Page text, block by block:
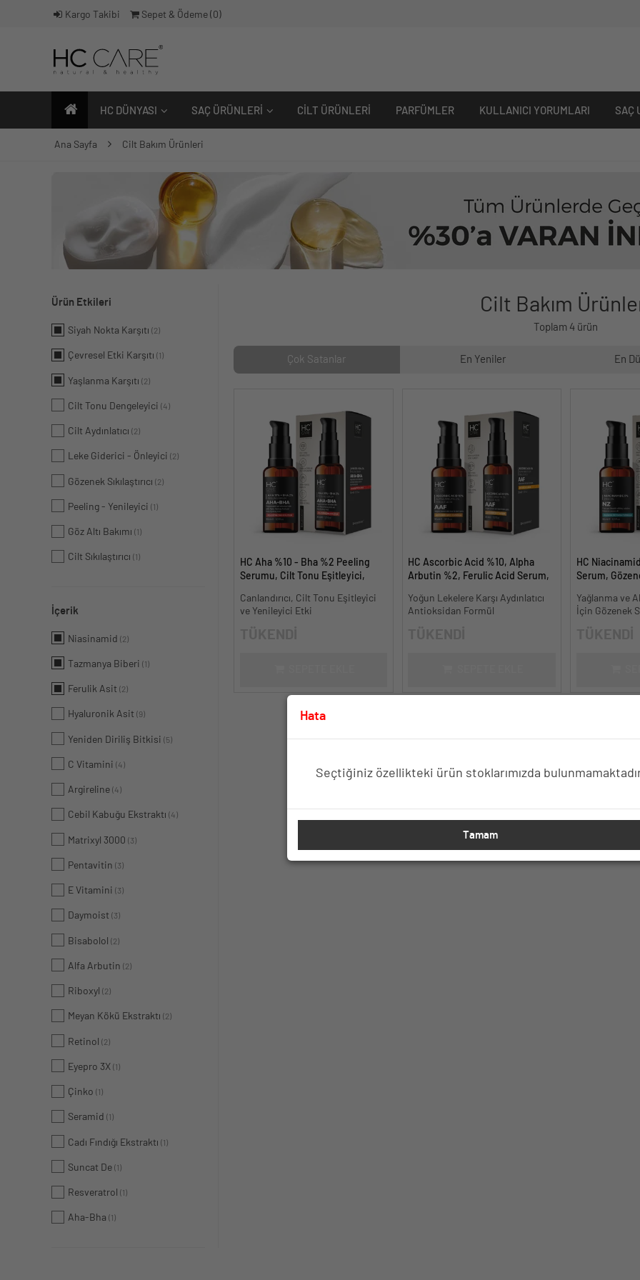
Kargo Takibi Sepet & Ödeme ( 0 )
HC DÜNYASI SAÇ ÜRÜNLERI CILT ÜRÜNLERI PARFÜMLER KULLANICI YORUMLARI SAÇ
Ana Sayfa Cilt Bakım Ürünleri
Ürün Etkileri
Siyah Nokta Karşıtı (2)
Çevresel Etki Karşıtı (1)
Yaşlanma Karşıtı (2)
Cilt Tonu Dengeleyici (4)
Cilt Aydınlatıcı (2)
Leke Giderici - Önleyici (2)
Gözenek Sıkılaştırıcı (2)
Peeling - Yenileyici (1)
Göz Altı Bakımı (1)
Cilt Sıkılaştırıcı (1)
İçerik
Niasinamid (2)
Tazmanya Biberi (1)
Ferulik Asit (2)
Hyaluronik Asit (9)
Yeniden Diriliş Bitkisi (5)
C Vitamini (4)
Argireline (4)
Cebil Kabuğu Ekstraktı (4)
Matrixyl 3000 (3)
Pentavitin (3)
E Vitamini (3)
Daymoist (3)
Bisabolol (2)
Alfa Arbutin (2)
Riboxyl (2)
Meyan Kökü Ekstraktı (2)
Retinol (2)
Eyepro 3X (1)
Çinko (1)
Seramid (1)
Cadı Fındığı Ekstraktı (1)
Suncat De (1)
Resveratrol (1)
Aha-Bha (1)
Cilt Bakım
Toplam 4 ürün
Çok Satanlar En Yeniler En
HC Aha %10 - Bha %2 Peeling
Serumu, Cilt Tonu Eşitleyici,
Canlandırıcı, Cilt Tonu Eşitleyici
ve Yenileyici Etki
HC Ascorbic Acid %10, Alpha
Arbutin %2, Ferulic Acid Serum,
ml.
Yoğun Lekelere Karşı Aydınlatıcı
Antioksidan Formül
HC
Serum,
- 30 ml.
Yağlanma ve
İçin Gözenek
Hata
Seçtiğiniz özellikteki ürün stoklarımızda
Tamam